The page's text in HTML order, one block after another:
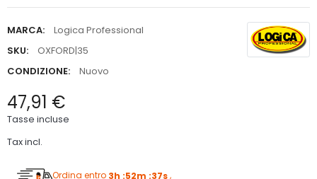
MARCA:
Logica Professional
SKU:
OXFORD|35
CONDIZIONE:
Nuovo
47,91 €
Tasse incluse
Tax incl.
Ordina entro 3h :52m :36s,